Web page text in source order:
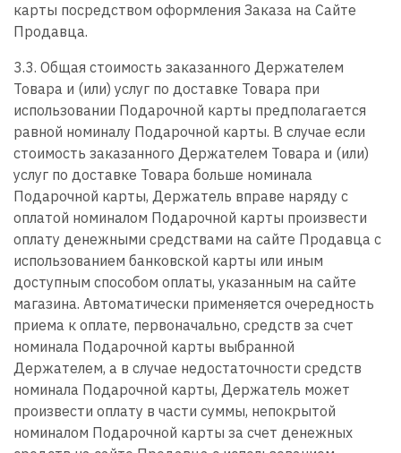
карты посредством оформления Заказа на Сайте
Продавца.
3.3. Общая стоимость заказанного Держателем
Товара и (или) услуг по доставке Товара при
использовании Подарочной карты предполагается
равной номиналу Подарочной карты. В случае если
стоимость заказанного Держателем Товара и (или)
услуг по доставке Товара больше номинала
Подарочной карты, Держатель вправе наряду с
оплатой номиналом Подарочной карты произвести
оплату денежными средствами на сайте Продавца с
использованием банковской карты или иным
доступным способом оплаты, указанным на сайте
магазина. Автоматически применяется очередность
приема к оплате, первоначально, средств за счет
номинала Подарочной карты выбранной
Держателем, а в случае недостаточности средств
номинала Подарочной карты, Держатель может
произвести оплату в части суммы, непокрытой
номиналом Подарочной карты за счет денежных